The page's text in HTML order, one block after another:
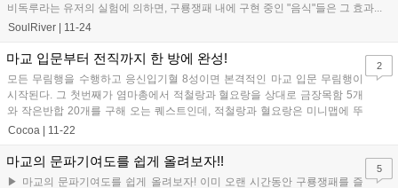
비독루라는 유저의 실험에 의하면, 구룡쟁패 내에 구현 중인 "음식"들은 그 효과...
SoulRiver
11-24
마교 입문부터 전직까지 한 방에 완성!
모든 무림행을 수행하고 응신입기혈 8성이면 본격적인 마교 입문 무림행이
시작된다. 그 첫번째가 염마총에서 적철랑과 혈요랑을 상대로 금장목함 5개
와 작은반합 20개를 구해 오는 퀘스트인데, 적철랑과 혈요랑은 미니맵에 뚜
렷하게 표시되어 있는 대동입구 근처...
Cocoa 11-22
2
마교의 문파기여도를 쉽게 올려보자!!
▶ 마교의 문파기여도를 쉽게 올려보자! 이미 오랜 시간동안 구룡쟁패를 즐
5